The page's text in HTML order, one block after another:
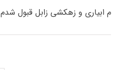
م ابیاری و زهکشی زابل قبول شدم